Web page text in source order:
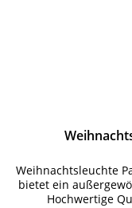
Weihnachtsleuchte
bietet ein
Hochwertige